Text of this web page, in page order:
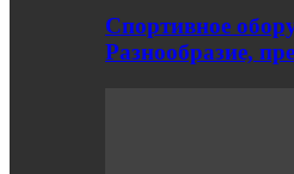
Спортивное
Разнообразие,